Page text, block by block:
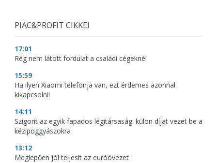
PIAC&PROFIT CIKKEI
17:01
Rég nem látott fordulat a családi cégeknél
15:59
Ha ilyen Xiaomi telefonja van, ezt érdemes azonnal
kikapcsolni!
14:11
Szigorít az egyik fapados légitársaság: külön díjat vezet be a
kézipoggyászokra
13:12
Meglepően jól teljesít az euróövezet